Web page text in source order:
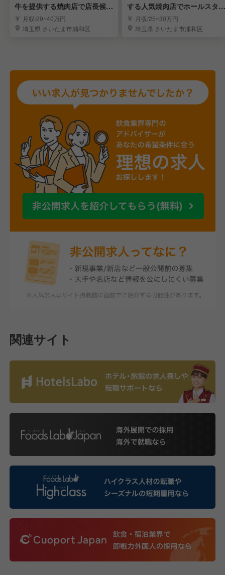
牛を提供する焼肉店で店長候補
を募集！/浦和
月収/29~40万円
埼玉県 さいたま市浦和区
する人気焼肉店でホールスタッ
フを募集！/浦和
月収/25~30万円
埼玉県 さいたま市浦和区
関連サイト